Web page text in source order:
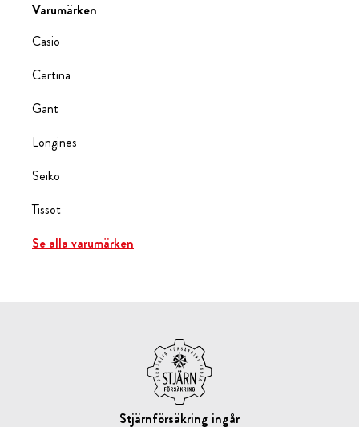
Varumärken
Casio
Certina
Gant
Longines
Seiko
Tissot
Se alla varumärken
Stjärnförsäkring ingår